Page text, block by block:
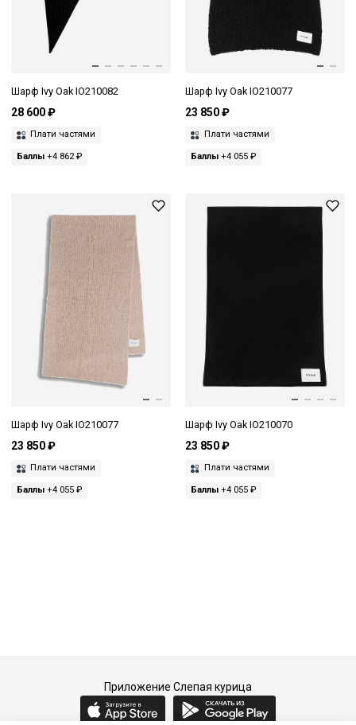
Шарф Ivy Oak IO210082
28 600 ₽
Плати частями
Баллы +4 862 ₽
Шарф Ivy Oak IO210077
23 850 ₽
Плати частями
Баллы+4 055 ₽
Шарф Ivy Oak IO210077
23 850 ₽
Плати частями
Баллы +4 055 ₽
Шарф Ivy Oak IO210070
23 850 ₽
Плати частями
Баллы+4 055 ₽
Приложение Слепая курица